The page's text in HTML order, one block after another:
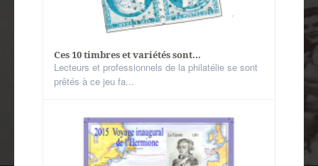
Ces 10 timbres et variétés sont...
Lecteurs et professionnels de la philatélie se sont
prêtés à ce jeu fa...